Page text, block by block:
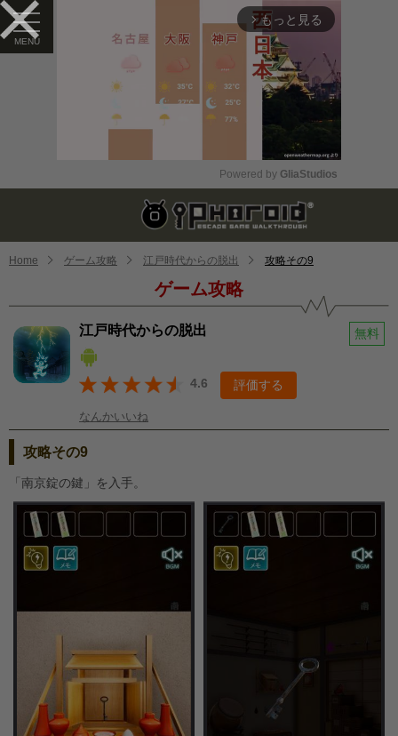
arrow_forward_ios もっと見る
Mute
Powered by GliaStudios
Home ゲーム攻略 江戸時代からの脱出 攻略その9
ゲーム攻略
江戸時代からの脱出 無料
4.6 評価する
なんかいいね
攻略その9
「南京錠の鍵」を入手。